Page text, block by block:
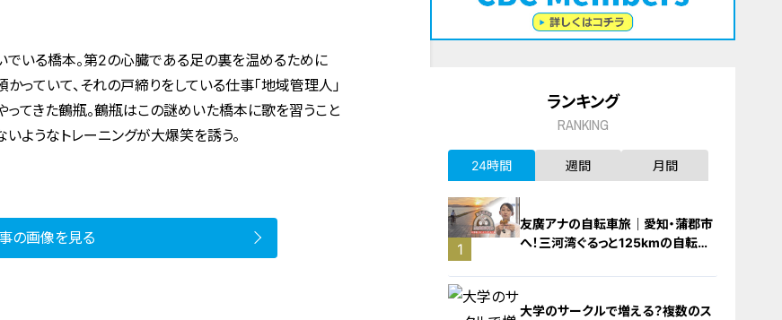
いる橋本。第2の心臓である足の裏を温めるために
っていて、それの戸締りをしている仕事「地域管理人」
ってきた鶴瓶。鶴瓶はこの謎めいた橋本に歌を習うこと
いようなトレーニングが大爆笑を誘う。
の画像を見る
ランキング
RANKING
24時間 週間 月間
1
友廣アナの自転車旅｜愛知・蒲郡市
へ！三河湾ぐるっと125kmの自転車
大学のサークルで増える？複数のス